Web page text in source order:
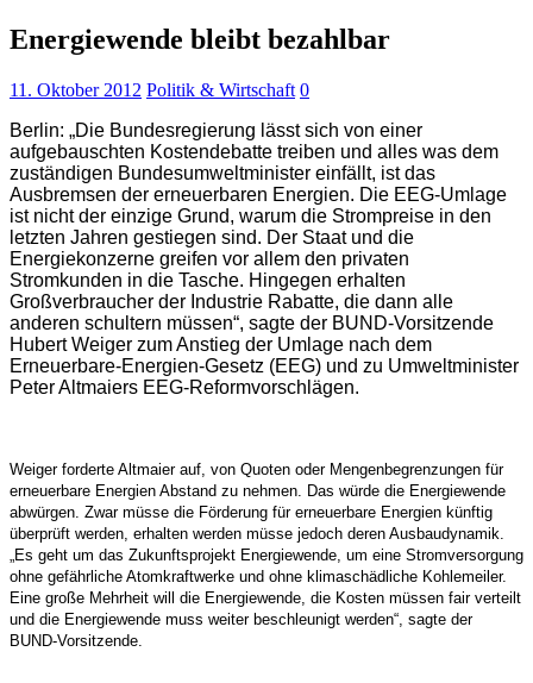
Energiewende bleibt bezahlbar
11. Oktober 2012 Politik & Wirtschaft 0
Berlin: „Die Bundesregierung lässt sich von einer
aufgebauschten Kostendebatte treiben und alles was dem
zuständigen Bundesumweltminister einfällt, ist das
Ausbremsen der erneuerbaren Energien. Die EEG-Umlage
ist nicht der einzige Grund, warum die Strompreise in den
letzten Jahren gestiegen sind. Der Staat und die
Energiekonzerne greifen vor allem den privaten
Stromkunden in die Tasche. Hingegen erhalten
Großverbraucher der Industrie Rabatte, die dann alle
anderen schultern müssen“, sagte der BUND-Vorsitzende
Hubert Weiger zum Anstieg der Umlage nach dem
Erneuerbare-Energien-Gesetz (EEG) und zu Umweltminister
Peter Altmaiers EEG-Reformvorschlägen.
Weiger forderte Altmaier auf, von Quoten oder Mengenbegrenzungen für
erneuerbare Energien Abstand zu nehmen. Das würde die Energiewende
abwürgen. Zwar müsse die Förderung für erneuerbare Energien künftig
überprüft werden, erhalten werden müsse jedoch deren Ausbaudynamik.
„Es geht um das Zukunftsprojekt Energiewende, um eine Stromversorgung
ohne gefährliche Atomkraftwerke und ohne klimaschädliche Kohlemeiler.
Eine große Mehrheit will die Energiewende, die Kosten müssen fair verteilt
und die Energiewende muss weiter beschleunigt werden“, sagte der
BUND-Vorsitzende.